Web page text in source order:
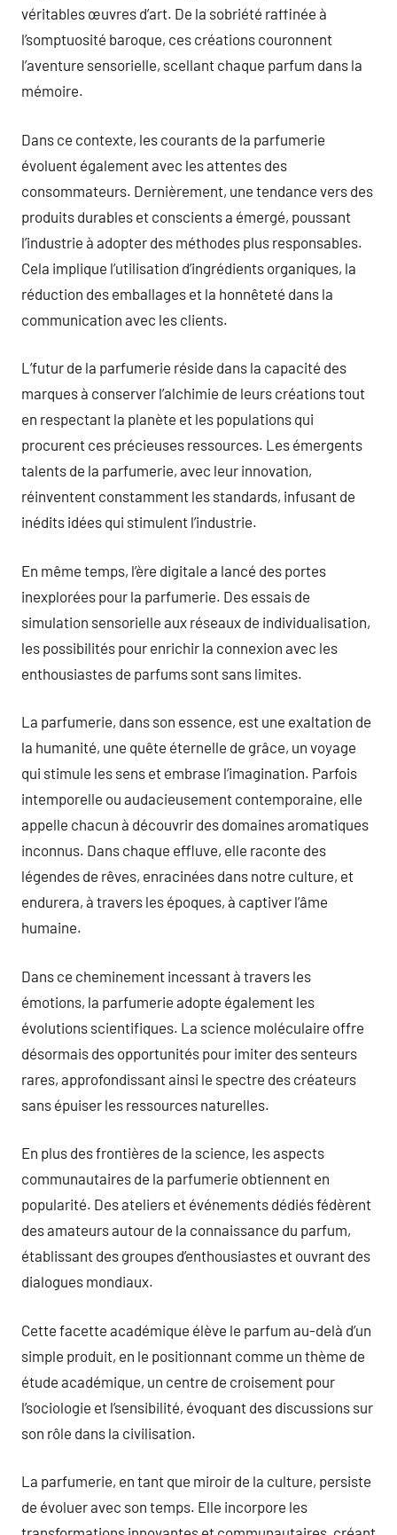
véritables œuvres d’art. De la sobriété raffinée à
l’somptuosité baroque, ces créations couronnent
l’aventure sensorielle, scellant chaque parfum dans la
mémoire.
Dans ce contexte, les courants de la parfumerie
évoluent également avec les attentes des
consommateurs. Dernièrement, une tendance vers des
produits durables et conscients a émergé, poussant
l’industrie à adopter des méthodes plus responsables.
Cela implique l’utilisation d’ingrédients organiques, la
réduction des emballages et la honnêteté dans la
communication avec les clients.
L’futur de la parfumerie réside dans la capacité des
marques à conserver l’alchimie de leurs créations tout
en respectant la planète et les populations qui
procurent ces précieuses ressources. Les émergents
talents de la parfumerie, avec leur innovation,
réinventent constamment les standards, infusant de
inédits idées qui stimulent l’industrie.
En même temps, l’ère digitale a lancé des portes
inexplorées pour la parfumerie. Des essais de
simulation sensorielle aux réseaux de individualisation,
les possibilités pour enrichir la connexion avec les
enthousiastes de parfums sont sans limites.
La parfumerie, dans son essence, est une exaltation de
la humanité, une quête éternelle de grâce, un voyage
qui stimule les sens et embrase l’imagination. Parfois
intemporelle ou audacieusement contemporaine, elle
appelle chacun à découvrir des domaines aromatiques
inconnus. Dans chaque effluve, elle raconte des
légendes de rêves, enracinées dans notre culture, et
endurera, à travers les époques, à captiver l’âme
humaine.
Dans ce cheminement incessant à travers les
émotions, la parfumerie adopte également les
évolutions scientifiques. La science moléculaire offre
désormais des opportunités pour imiter des senteurs
rares, approfondissant ainsi le spectre des créateurs
sans épuiser les ressources naturelles.
En plus des frontières de la science, les aspects
communautaires de la parfumerie obtiennent en
popularité. Des ateliers et événements dédiés fédèrent
des amateurs autour de la connaissance du parfum,
établissant des groupes d’enthousiastes et ouvrant des
dialogues mondiaux.
Cette facette académique élève le parfum au-delà d’un
simple produit, en le positionnant comme un thème de
étude académique, un centre de croisement pour
l’sociologie et l’sensibilité, évoquant des discussions sur
son rôle dans la civilisation.
La parfumerie, en tant que miroir de la culture, persiste
de évoluer avec son temps. Elle incorpore les